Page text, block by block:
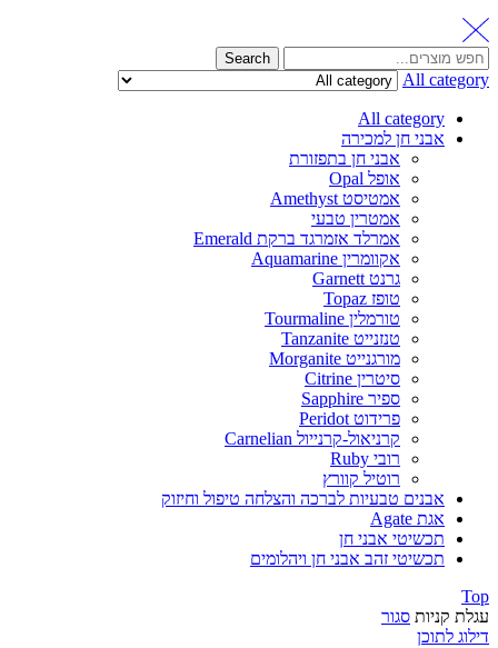
Search
All category
All category
אבני חן למכירה
אבני חן בתפזורת
אופל Opal
אמטיסט Amethyst
אמטרין טבעי
אמרלד אזמרגד ברקת Emerald
אקוומרין Aquamarine
גרנט Garnett
טופז Topaz
טורמלין Tourmaline
טנזנייט Tanzanite
מורגנייט Morganite
סיטרין Citrine
ספיר Sapphire
פרידוט Peridot
קרניאול-קרנייול Carnelian
רובי Ruby
רוטיל קוורץ
אבנים טבעיות לברכה והצלחה טיפול וחיזוק
אגת Agate
תכשיטי אבני חן
תכשיטי זהב אבני חן ויהלומים
Top
עגלת קניות סגור
דילוג לתוכן